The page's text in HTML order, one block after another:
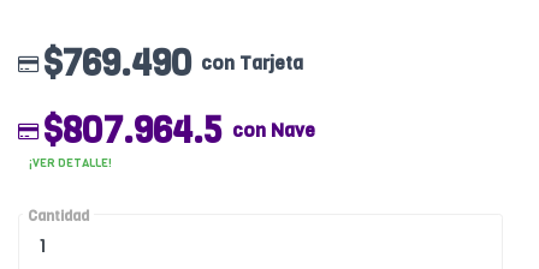
$769.490 con Tarjeta
$807.964.5 con Nave
¡VER DETALLE!
Cantidad